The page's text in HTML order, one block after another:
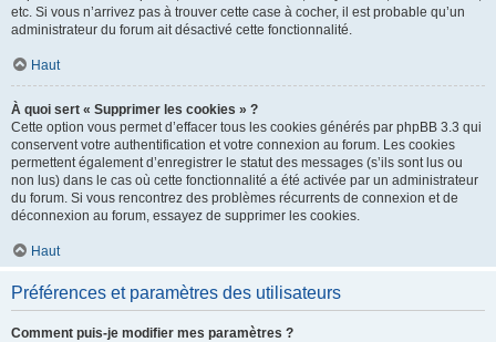
etc. Si vous n’arrivez pas à trouver cette case à cocher, il est probable qu’un
administrateur du forum ait désactivé cette fonctionnalité.
Haut
À quoi sert « Supprimer les cookies » ?
Cette option vous permet d’effacer tous les cookies générés par phpBB 3.3 qui
conservent votre authentification et votre connexion au forum. Les cookies
permettent également d’enregistrer le statut des messages (s’ils sont lus ou
non lus) dans le cas où cette fonctionnalité a été activée par un administrateur
du forum. Si vous rencontrez des problèmes récurrents de connexion et de
déconnexion au forum, essayez de supprimer les cookies.
Haut
Préférences et paramètres des utilisateurs
Comment puis-je modifier mes paramètres ?